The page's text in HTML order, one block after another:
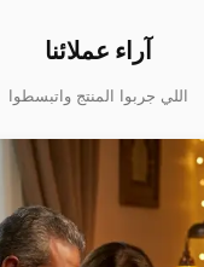
آراء عملائنا
اللي جربوا المنتج واتبسطوا